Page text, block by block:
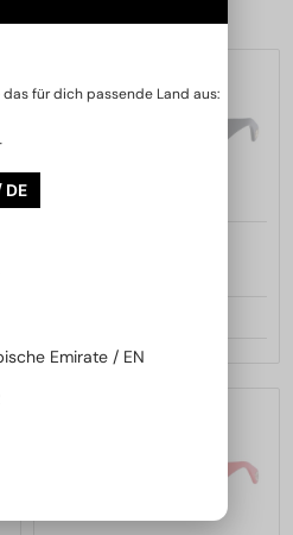
für dich passende Land aus:
Emirate / EN